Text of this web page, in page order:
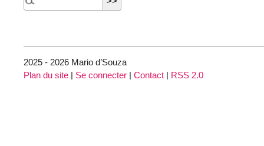
2025 - 2026 Mario d’Souza
Plan du site | Se connecter | Contact | RSS 2.0